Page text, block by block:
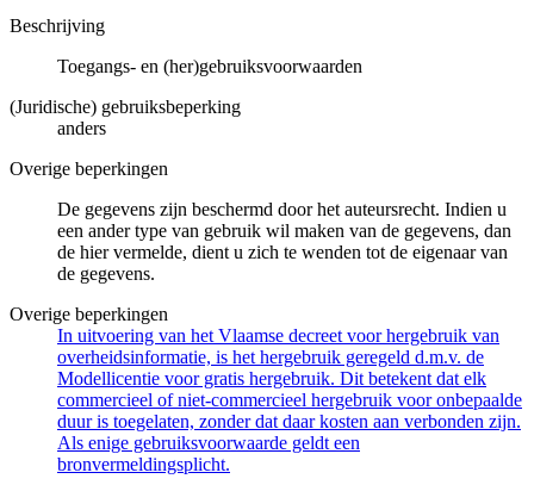
Beschrijving
Toegangs- en (her)gebruiksvoorwaarden
(Juridische) gebruiksbeperking
anders
Overige beperkingen
De gegevens zijn beschermd door het auteursrecht. Indien u
een ander type van gebruik wil maken van de gegevens, dan
de hier vermelde, dient u zich te wenden tot de eigenaar van
de gegevens.
Overige beperkingen
In uitvoering van het Vlaamse decreet voor hergebruik van
overheidsinformatie, is het hergebruik geregeld d.m.v. de
Modellicentie voor gratis hergebruik. Dit betekent dat elk
commercieel of niet-commercieel hergebruik voor onbepaalde
duur is toegelaten, zonder dat daar kosten aan verbonden zijn.
Als enige gebruiksvoorwaarde geldt een
bronvermeldingsplicht.